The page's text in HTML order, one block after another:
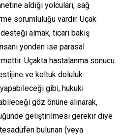
aldığı yolcuları, sağ
sorumluluğu vardır. Uçak
almak, ticari bakış
yönden ise parasal
Uçakta hastalanma sonucu
ve koltuk doluluk
gibi, hukuki
göz önüne alınarak,
geliştirilmesi gerekir diye
bulunan (veya